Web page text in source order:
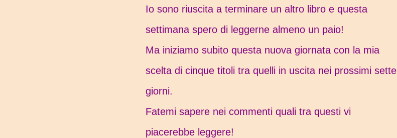
Io sono riuscita a terminare un altro libro e questa
settimana spero di leggerne almeno un paio!
Ma iniziamo subito questa nuova giornata con la mia
scelta di cinque titoli tra quelli in uscita nei prossimi sette
giorni.
Fatemi sapere nei commenti quali tra questi vi
piacerebbe leggere!